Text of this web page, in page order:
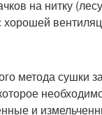
на нитку
метода сушки
и